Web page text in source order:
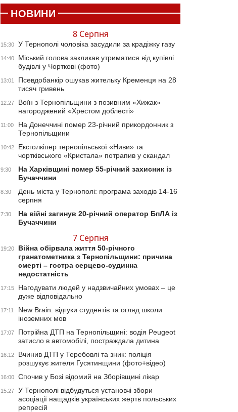
НОВИНИ
8 Серпня
15:30 У Тернополі чоловіка засудили за крадіжку газу
14:40
Міський голова закликав утриматися від купівлі
будівлі у Чорткові (фото)
13:01
Псевдобанкір ошукав жительку Кременця на 28
тисяч гривень
12:27
Воїн з Тернопільщини з позивним «Хижак»
нагороджений «Хрестом доблесті»
11:00
На Донеччині помер 23-річний прикордонник з
Тернопільщини
10:42
Ексголкіпер тернопільської «Ниви» та
чортківського «Кристала» потрапив у скандал
9:30
На Харківщині помер 55-річний захисник із
Бучаччини
8:30
День міста у Тернополі: програма заходів 14-16
серпня
7:30
На війні загинув 20-річний оператор БпЛА із
Бучаччини
7 Серпня
19:20
Війна обірвала життя 50-річного
гранатометника з Тернопільщини: причина
смерті – гостра серцево-судинна
недостатність
17:15
Нагодувати людей у надзвичайних умовах – це
дуже відповідально
17:11
New Brain: відгуки студентів та огляд школи
іноземних мов
17:07
Потрійна ДТП на Тернопільщині: водія Peugeot
затисло в автомобілі, постраждала дитина
16:12
Вчинив ДТП у Теребовлі та зник: поліція
розшукує жителя Гусятинщини (фото+відео)
16:00 Спочив у Бозі відомий на Зборівщині лікар
15:27
У Тернополі відбудуться установчі збори
асоціації нащадків українських жертв польських
репресій